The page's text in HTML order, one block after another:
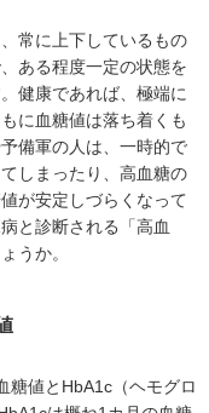
常に上下しているもの
ある程度一定の状態を
健康であれば、極端に
に血糖値は落ち着くも
備軍の人は、一時的で
しまったり、高血糖の
が安定しづらくなって
と診断される「高血
うか。
糖値とHbA1c（ヘモグロ